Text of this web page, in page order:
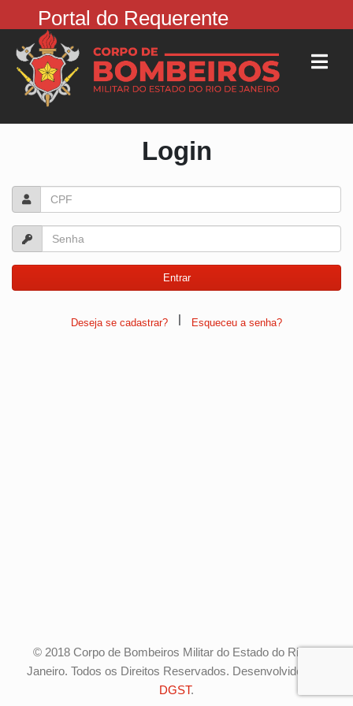
Portal do Requerente
Login
Deseja se cadastrar? | Esqueceu a senha?
© 2018 Corpo de Bombeiros Militar do Estado do Rio de
Janeiro. Todos os Direitos Reservados. Desenvolvido pela
DGST.